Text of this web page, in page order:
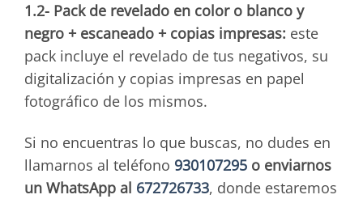
1.2- Pack de revelado en color o blanco y
negro + escaneado + copias impresas: este
pack incluye el revelado de tus negativos, su
digitalización y copias impresas en papel
fotográfico de los mismos.
Si no encuentras lo que buscas, no dudes en
llamarnos al teléfono 930107295 o enviarnos
un WhatsApp al 672726733, donde estaremos